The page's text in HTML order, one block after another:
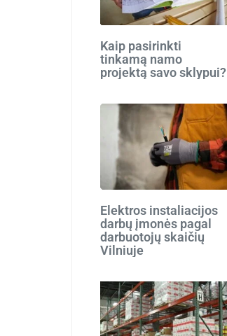
Kaip pasirinkti
tinkamą namo
projektą savo sklypui?
Elektros instaliacijos
darbų įmonės pagal
darbuotojų skaičių
Vilniuje